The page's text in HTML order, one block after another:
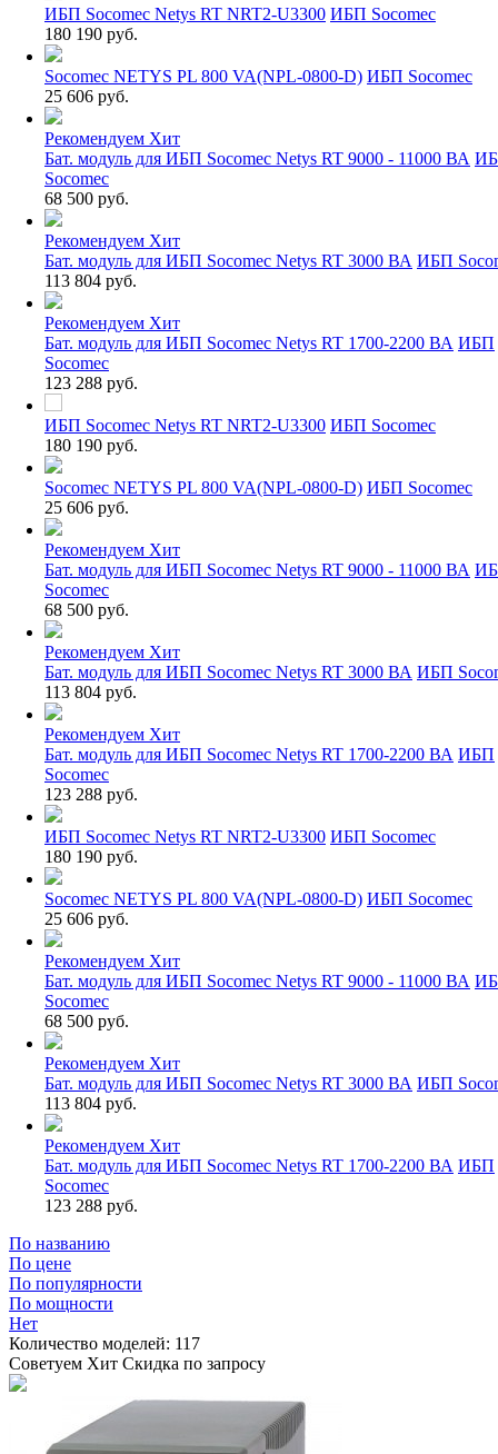
ИБП Socomec Netys RT NRT2-U3300 ИБП Socomec
180 190 руб.
Socomec NETYS PL 800 VA(NPL-0800-D) ИБП Socomec
25 606 руб.
Рекомендуем Хит
Бат. модуль для ИБП Socomec Netys RT 9000 - 11000 ВА
Socomec
68 500 руб.
Рекомендуем Хит
Бат. модуль для ИБП Socomec Netys RT 3000 ВА ИБП
113 804 руб.
Рекомендуем Хит
Бат. модуль для ИБП Socomec Netys RT 1700-2200 ВА ИБП
Socomec
123 288 руб.
ИБП Socomec Netys RT NRT2-U3300 ИБП Socomec
180 190 руб.
Socomec NETYS PL 800 VA(NPL-0800-D) ИБП Socomec
25 606 руб.
Рекомендуем Хит
Бат. модуль для ИБП Socomec Netys RT 9000 - 11000 ВА
Socomec
68 500 руб.
Рекомендуем Хит
Бат. модуль для ИБП Socomec Netys RT 3000 ВА ИБП
113 804 руб.
Рекомендуем Хит
Бат. модуль для ИБП Socomec Netys RT 1700-2200 ВА ИБП
Socomec
123 288 руб.
ИБП Socomec Netys RT NRT2-U3300 ИБП Socomec
180 190 руб.
Socomec NETYS PL 800 VA(NPL-0800-D) ИБП Socomec
25 606 руб.
Рекомендуем Хит
Бат. модуль для ИБП Socomec Netys RT 9000 - 11000 ВА
Socomec
68 500 руб.
Рекомендуем Хит
Бат. модуль для ИБП Socomec Netys RT 3000 ВА ИБП
113 804 руб.
Рекомендуем Хит
Бат. модуль для ИБП Socomec Netys RT 1700-2200 ВА ИБП
Socomec
123 288 руб.
По названию
По цене
По популярности
По мощности
Нет
Количество моделей: 117
Советуем Хит Скидка по запросу